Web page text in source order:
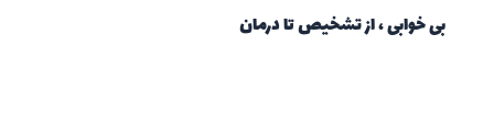
بی خوابی ، از تشخیص تا درمان